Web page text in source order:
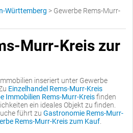
Württemberg > Gewerbe Rems-Murr-
Murr-Kreis zur
inseriert unter Gewerbe
Einzelhandel Rems-Murr-Kreis
Immobilien Rems-Murr-Kreisfinden
ein ideales Objekt zu finden.
führt zu Gastronomie Rems-Murr-
Rems-Murr-Kreis zum Kauf